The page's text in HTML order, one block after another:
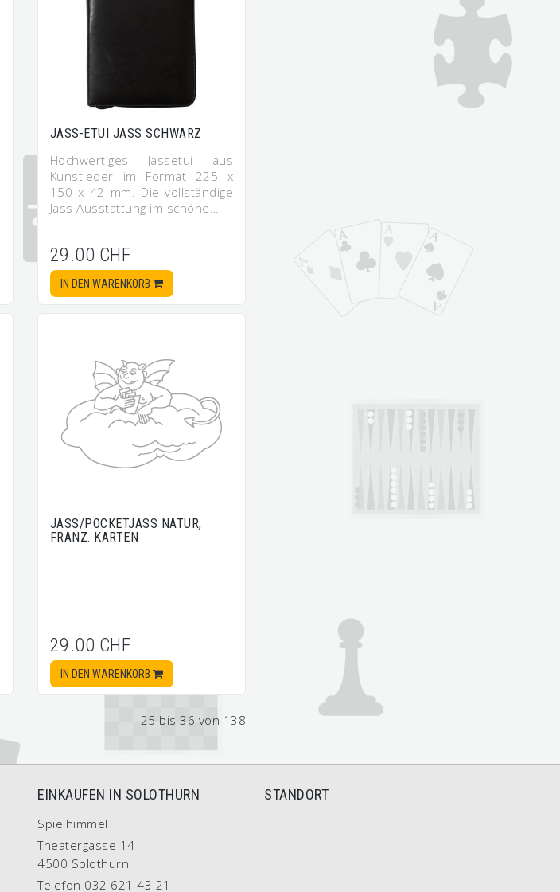
JASS-ETUI JASS SCHWARZ
Hochwertiges Jassetui aus
Kunstleder im Format 225 x
150 x 42 mm. Die vollständige
Jass Ausstattung im schöne…
29.00 CHF
IN DEN WARENKORB
JASS/POCKETJASS NATUR,
FRANZ. KARTEN
29.00 CHF
IN DEN WARENKORB
25 bis 36 von 138
EINKAUFEN IN SOLOTHURN
Spielhimmel
Theatergasse 14
4500 Solothurn
Telefon 032 621 43 21
STANDORT